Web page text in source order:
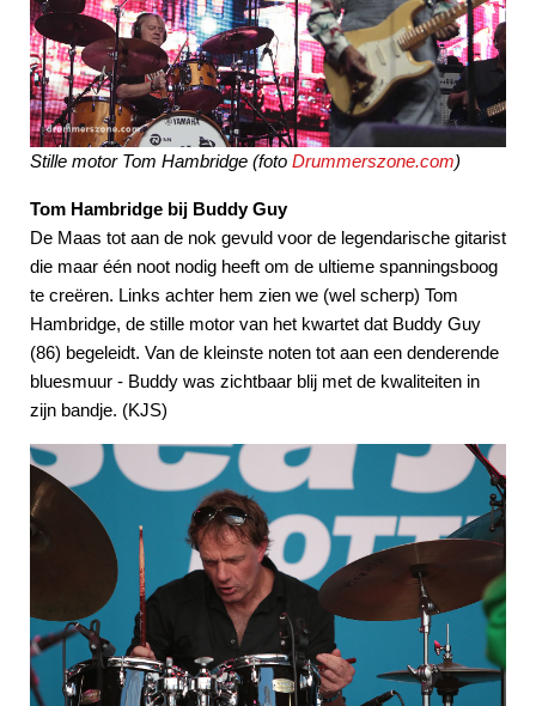
Stille motor Tom Hambridge (foto Drummerszone.com)
Tom Hambridge bij Buddy Guy
De Maas tot aan de nok gevuld voor de legendarische gitarist
die maar één noot nodig heeft om de ultieme spanningsboog
te creëren. Links achter hem zien we (wel scherp) Tom
Hambridge, de stille motor van het kwartet dat Buddy Guy
(86) begeleidt. Van de kleinste noten tot aan een denderende
bluesmuur - Buddy was zichtbaar blij met de kwaliteiten in
zijn bandje. (KJS)